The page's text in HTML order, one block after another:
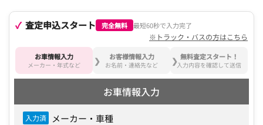
査定申込スタート 完全無料 最短60秒で入力完了
※トラック・バスの方はこちら
お車情報入力
メーカー・年式など
お客様情報入力
お名前・連絡先など
無料査定スタート！
入力内容を確認して送信
お車情報入力
入力済 メーカー・車種